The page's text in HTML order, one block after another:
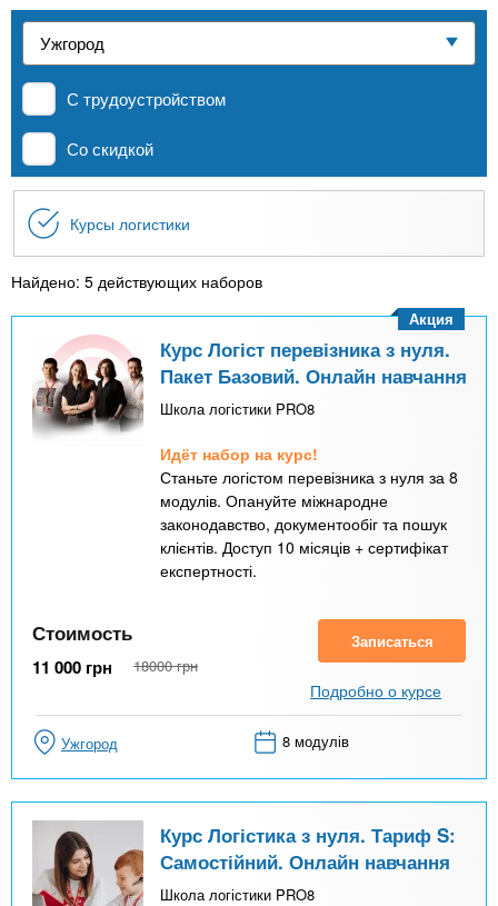
n
t
s
.
i
n
o
х
д
и
й
MBA
Онлайн курсы
С трудоустройством
Со скидкой
Курсы логистики
Найдено: 5 действующих наборов
Курс Логіст перевізника з нуля.
Пакет Базовий. Онлайн навчання
Школа логістики PRO8
Идёт набор на курс!
Станьте логістом перевізника з нуля за 8
модулів. Опануйте міжнародне
законодавство, документообіг та пошук
клієнтів. Доступ 10 місяців + сертифікат
експертності.
Акция
Стоимость
11 000 грн 18000 грн
Записаться
Подробно о курсе
Ужгород 8 модулів
Курс Логістика з нуля. Тариф S:
Самостійний. Онлайн навчання
Школа логістики PRO8